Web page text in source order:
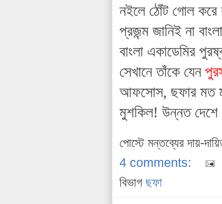
নইলে ঠোঁট গোল
প্রজন্ম জানিই না
বাংলা একাডেমির
সেখানে তাঁকে যেন
আফসোস, ছফার মত
মুশকিল! উন্নত দেশে
পোস্টে মন্তব্যের দায়-
4 comments:
বিভাগছফা